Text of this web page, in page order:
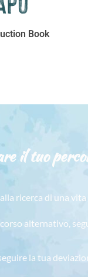
Book
il tuo
ricerca di una vita
alternativo,
la tua